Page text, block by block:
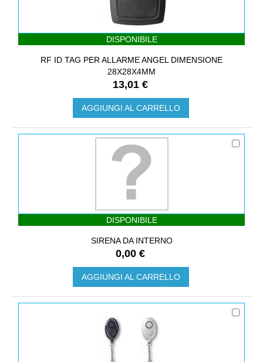
DISPONIBILE
RF ID TAG PER ALLARME ANGEL DIMENSIONE
28X28X4MM
13,01 €
AGGIUNGI AL CARRELLO
DISPONIBILE
SIRENA DA INTERNO
0,00 €
AGGIUNGI AL CARRELLO